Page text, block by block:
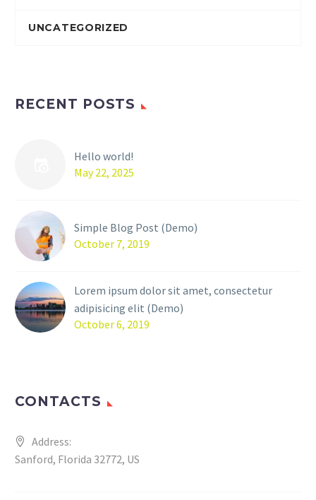
UNCATEGORIZED
RECENT POSTS
Hello world!
May 22, 2025
Simple Blog Post (Demo)
October 7, 2019
Lorem ipsum dolor sit amet, consectetur
adipisicing elit (Demo)
October 6, 2019
CONTACTS
Address:
Sanford, Florida 32772, US